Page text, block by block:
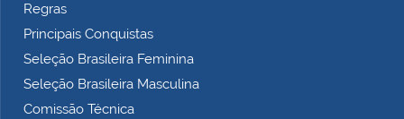
Regras
Principais Conquistas
Seleção Brasileira Feminina
Seleção Brasileira Masculina
Comissão Técnica